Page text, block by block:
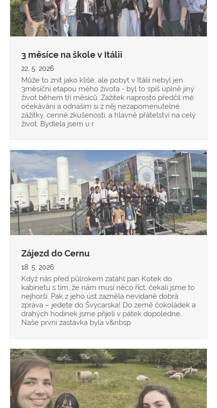
3 měsíce na škole v Itálii
22. 5. 2026
Může to znít jako klišé, ale pobyt v Itálii nebyl jen
3měsíční etapou mého života - byl to spíš úplně jiný
život během tří měsíců. Zážitek naprosto předčil mé
očekávání a odnáším si z něj nezapomenutelné
zážitky, cenné zkušenosti, a hlavně přátelství na celý
život. Bydlela jsem u r
Zájezd do Cernu
18. 5. 2026
Když nás před půlrokem zatáhl pan Kotek do
kabinetu s tím, že nám musí něco říct, čekali jsme to
nejhorší. Pak z jeho úst zazněla nevídaně dobrá
zpráva – jedete do Švýcarska! Do země čokoládek a
drahých hodinek jsme přijeli v pátek dopoledne.
Naše první zastávka byla v&nbsp